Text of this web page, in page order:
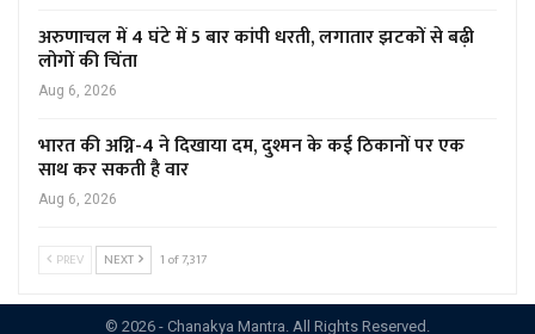
अरुणाचल में 4 घंटे में 5 बार कांपी धरती, लगातार झटकों से बढ़ी
लोगों की चिंता
Aug 6, 2026
भारत की अग्नि-4 ने दिखाया दम, दुश्मन के कई ठिकानों पर एक
साथ कर सकती है वार
Aug 6, 2026
PREV NEXT 1 of 7,317
© 2026 - Chanakya Mantra. All Rights Reserved.